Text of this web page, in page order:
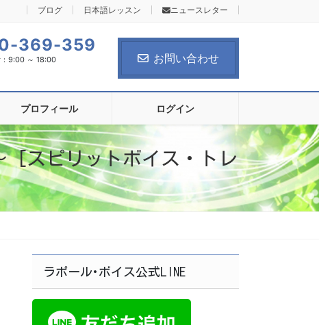
ブログ 日本語レッスン ニュースレター
369-359
：9:00 ～ 18:00 お問い合わせ
プロフィール ログイン
[スピリットボイス・トレ
ラポール･ボイス公式LINE